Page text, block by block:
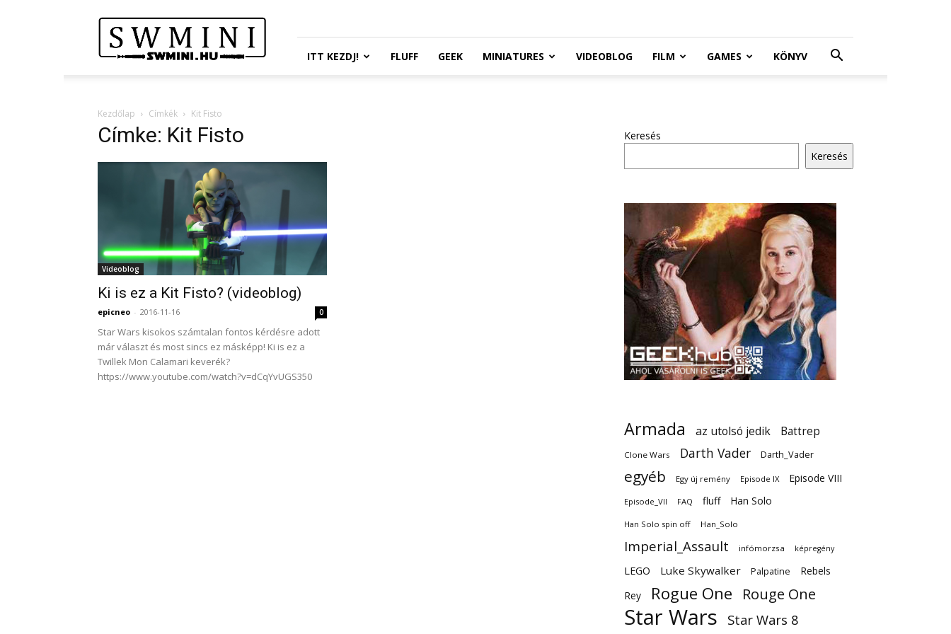
Wars
Miniatures
Portál
ITT KEZDJ! FLUFF GEEK MINIATURES VIDEOBLOG FILM GAMES KÖNYV
Kezdőlap Címkék Kit Fisto
Címke: Kit Fisto
Videoblog
Ki is ez a Kit Fisto? (videoblog)
epicneo - 2016-11-16 0
Star Wars kisokos számtalan fontos kérdésre adott
már választ és most sincs ez másképp! Ki is ez a
Twillek Mon Calamari keverék?
https://www.youtube.com/watch?v=dCqYvUGS350
Keresés
Keresés
Armada az utolsó jedik Battrep
Clone Wars Darth Vader Darth_Vader
egyéb Egy új remény Episode IX Episode VIII
Episode_VII FAQ fluff Han Solo
Han Solo spin off Han_Solo
Imperial_Assault infómorzsa képregény
LEGO Luke Skywalker Palpatine
Rebels
Rey
Rogue One Rouge One
Star Wars Star Wars 8